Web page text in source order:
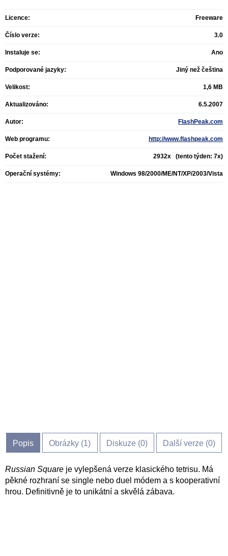
Licence: Freeware
Číslo verze: 3.0
Instaluje se: Ano
Podporované jazyky: Jiný než čeština
Velikost: 1,6 MB
Aktualizováno: 6.5.2007
Autor: FlashPeak.com
Web programu: http://www.flashpeak.com
Počet stažení: 2932x (tento týden: 7x)
Operační systémy: Windows 98/2000/ME/NT/XP/2003/Vista
Popis Obrázky (1) Diskuze (0) Další verze (0)
Russian Square je vylepšená verze klasického tetrisu. Má
pěkné rozhraní se single nebo duel módem a s kooperativní
hrou. Definitivně je to unikátní a skvělá zábava.